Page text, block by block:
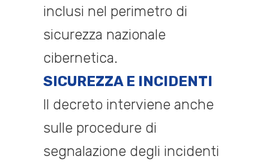
inclusi nel perimetro di
sicurezza nazionale
cibernetica.
SICUREZZA E INCIDENTI
Il decreto interviene anche
sulle procedure di
segnalazione degli incidenti